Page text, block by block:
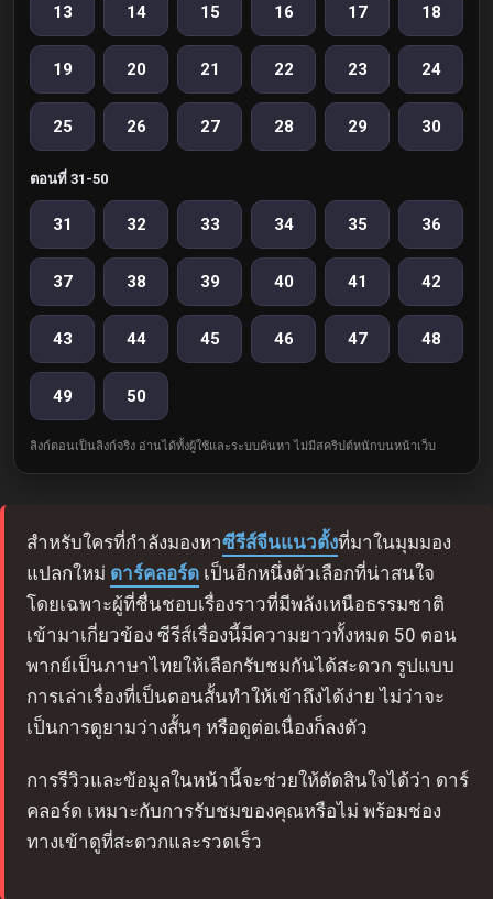
13 14 15 16 17 18
19 20 21 22 23 24
25 26 27 28 29 30
ตอนที่ 31-50
31 32 33 34 35 36
37 38 39 40 41 42
43 44 45 46 47 48
49 50
ลิงก์ตอนเป็นลิงก์จริง อ่านได้ทั้งผู้ใช้และระบบค้นหา ไม่มีสคริปต์หนักบนหน้าเว็บ
สำหรับใครที่กำลังมองหาซีรีส์จีนแนวตั้งที่มาในมุมมอง
แปลกใหม่ ดาร์คลอร์ด เป็นอีกหนึ่งตัวเลือกที่น่าสนใจ
โดยเฉพาะผู้ที่ชื่นชอบเรื่องราวที่มีพลังเหนือธรรมชาติ
เข้ามาเกี่ยวข้อง ซีรีส์เรื่องนี้มีความยาวทั้งหมด 50 ตอน
พากย์เป็นภาษาไทยให้เลือกรับชมกันได้สะดวก รูปแบบ
การเล่าเรื่องที่เป็นตอนสั้นทำให้เข้าถึงได้ง่าย ไม่ว่าจะ
เป็นการดูยามว่างสั้นๆ หรือดูต่อเนื่องก็ลงตัว
การรีวิวและข้อมูลในหน้านี้จะช่วยให้ตัดสินใจได้ว่า ดาร์
คลอร์ด เหมาะกับการรับชมของคุณหรือไม่ พร้อมช่อง
ทางเข้าดูที่สะดวกและรวดเร็ว